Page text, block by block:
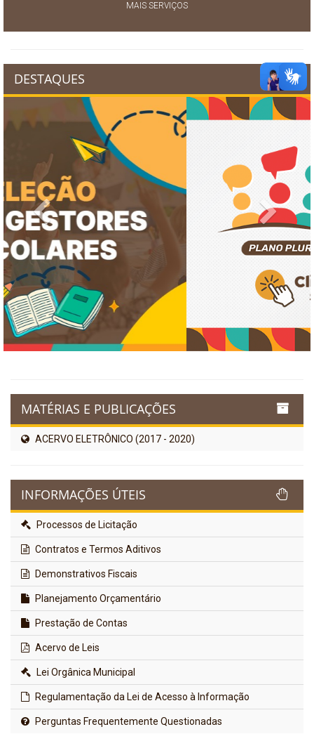
MAIS SERVIÇOS
DESTAQUES
Previous Next
MATÉRIAS E PUBLICAÇÕES
ACERVO ELETRÔNICO (2017 - 2020)
INFORMAÇÕES ÚTEIS
Processos de Licitação
Contratos e Termos Aditivos
Demonstrativos Fiscais
Planejamento Orçamentário
Prestação de Contas
Acervo de Leis
Lei Orgânica Municipal
Regulamentação da Lei de Acesso à Informação
Perguntas Frequentemente Questionadas